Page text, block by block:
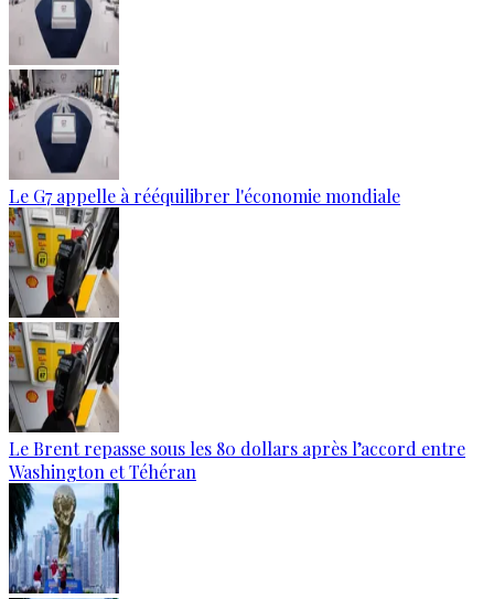
Le G7 appelle à rééquilibrer l'économie mondiale
Le Brent repasse sous les 80 dollars après l’accord entre
Washington et Téhéran